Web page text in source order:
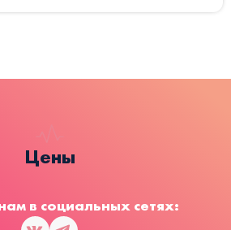
Цены
в социальных сетях: